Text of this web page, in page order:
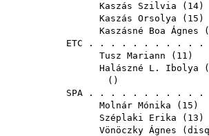
Kaszás Szilvia ( 14
Kaszás Orsolya ( 15
Kaszásné Boa Ágnes (
ETC . . . . . . . . . . .
Tusz Mariann ( 11
Halászné L. Ibolya (
SPA . . . . . . . . . . .
Molnár Mónika ( 15
Széplaki Erika ( 13
Vönöczky Ágnes ( disq